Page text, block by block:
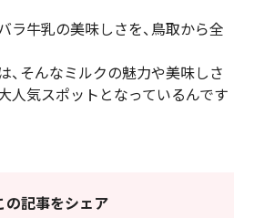
ラ牛乳の美味しさを、鳥取から全
、そんなミルクの魅力や美味しさ
人気スポットとなっているんです
の記事をシェア